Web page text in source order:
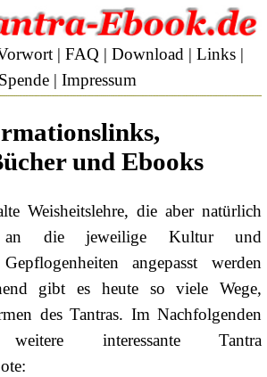
| FAQ | Download | Links |
Spende| Impressum
,
und Ebooks
Weisheitslehre, die aber natürlich
an die jeweilige Kultur und
angepasst werden
gibt es heute so viele Wege,
des Tantras. Im Nachfolgenden
interessante Tantra